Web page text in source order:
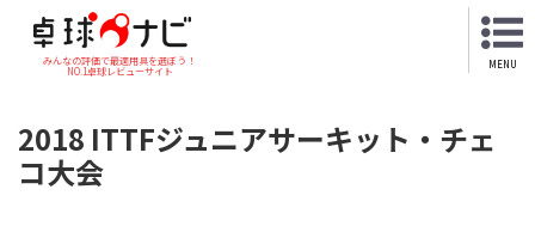
みんなの評価で最適用具を選ぼう！
NO.1卓球レビューサイト
MENU
2018 ITTFジュニアサーキット・チェ
コ大会